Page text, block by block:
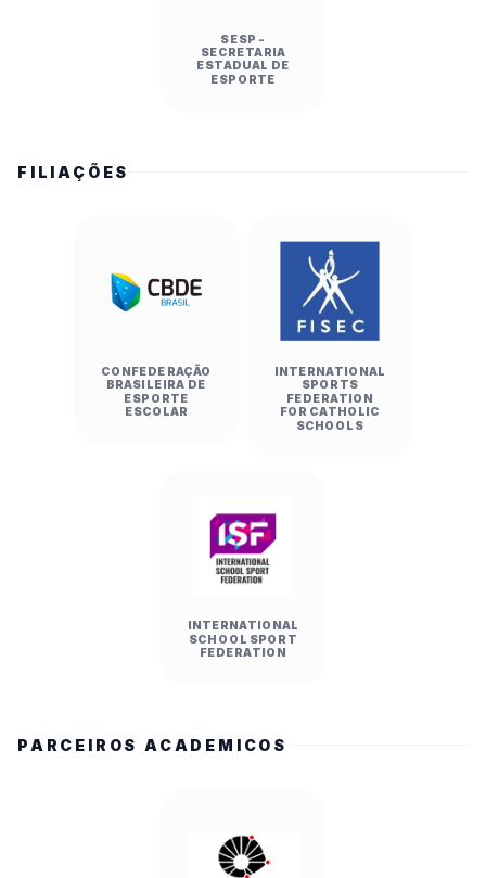
SESP -
SECRETARIA
ESTADUAL DE
ESPORTE
FILIAÇÕES
CONFEDERAÇÃO
BRASILEIRA DE
ESPORTE
ESCOLAR
INTERNATIONAL
SPORTS
FEDERATION
FOR CATHOLIC
SCHOOLS
INTERNATIONAL
SCHOOL SPORT
FEDERATION
PARCEIROS ACADEMICOS